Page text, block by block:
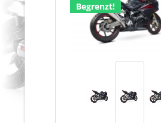
Begrenzt!